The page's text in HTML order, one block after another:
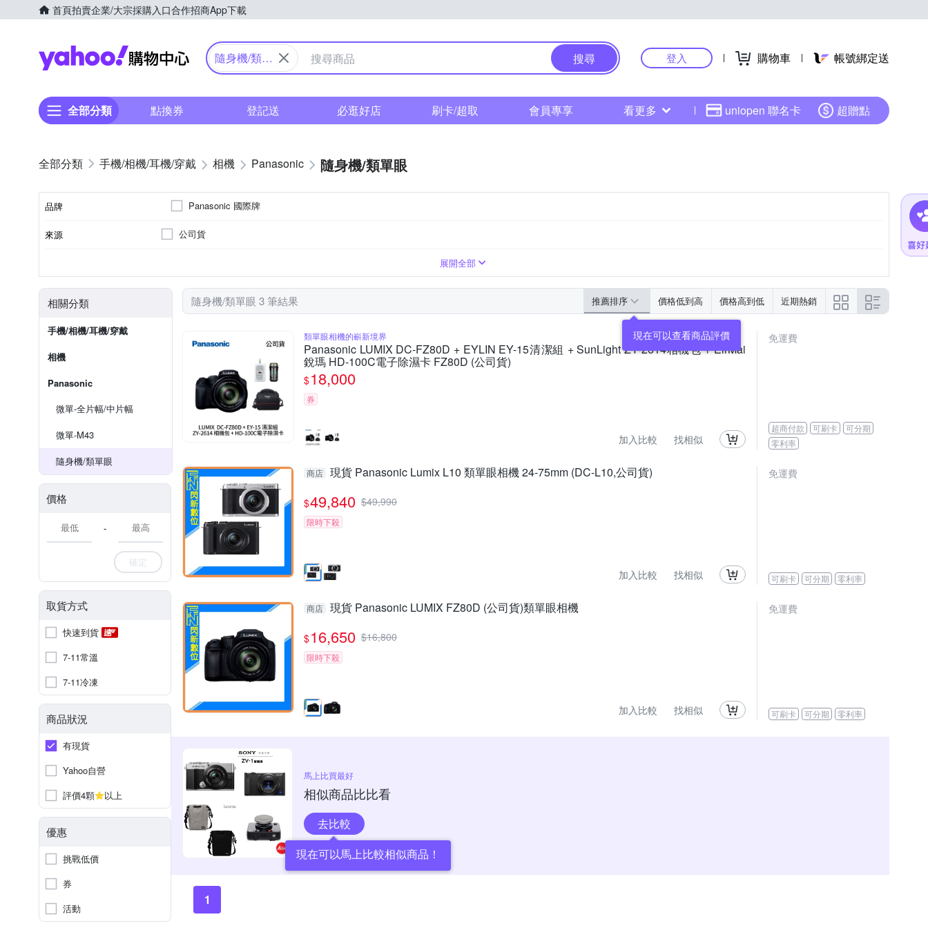
首頁拍賣企業/大宗採購入口合作招商App下載
Yahoo購物中心
隨身機/類單
搜尋 登入 購物車 帳號綁定送
全部分類 點換券 登記送 必逛好店 刷卡/超取 會員專享 看更多 uniopen 聯名卡 超贈點
手機/相機/耳機/穿戴 相機 Panasonic 隨身機/類單眼
品牌 Panasonic 國際牌
來源 公司貨
展開全部
相關分類
手機/相機/耳機/穿戴
相機
Panasonic
微單-全片幅/中片幅
微單-M43
隨身機/類單眼
價格
-
確定
取貨方式
快速到貨
7-11常溫
7-11冷凍
商品狀況
有現貨
Yahoo自營
評價4顆
以上
優惠
挑戰低價
券
活動
隨身機/類單眼 3 筆結果 推薦排序 價格低到高 價格高到低 近期熱銷
現在可以查看商品評價
類單眼相機的嶄新境界
Panasonic LUMIX DC-FZ80D + EYLIN EY-15清潔組 + SunLight ZY-2614相機包 + EirMai
銳瑪 HD-100C電子除濕卡 FZ80D (公司貨)
$18,000
券
加入比較 找相似
免運費
超商付款 可刷卡
可分期
零利率
商店 現貨 Panasonic Lumix L10 類單眼相機 24-75mm (DC-L10,公司貨)
$49,840 $49,990
限時下殺
加入比較 找相似
免運費
可刷卡 可分期 零利率
商店 現貨 Panasonic LUMIX FZ80D (公司貨)類單眼相機
$16,650 $16,800
限時下殺
加入比較 找相似
免運費
可刷卡 可分期 零利率
馬上比買最好
相似商品比比看
去比較
現在可以馬上比較相似商品！
1